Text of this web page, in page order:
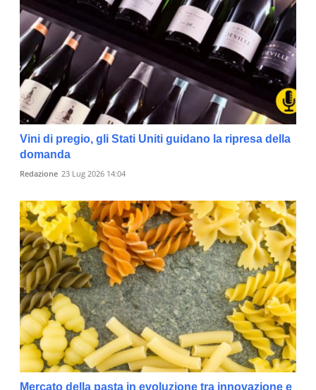
Vini di pregio, gli Stati Uniti guidano la ripresa della
domanda
Redazione 23 Lug 2026 14:04
Mercato della pasta in evoluzione tra innovazione e